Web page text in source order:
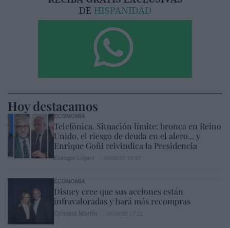
Hoy destacamos
ECONOMÍA
Telefónica. Situación límite: bronca en Reino
Unido, el riesgo de deuda en el alero... y
Enrique Goñi reivindica la Presidencia
ECONOMÍA
Disney cree que sus acciones están
infravaloradas y hará más recompras